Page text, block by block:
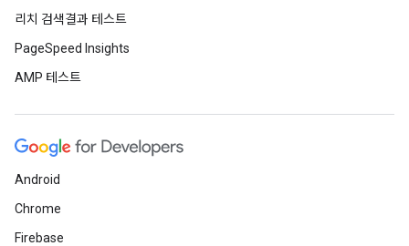
리치 검색결과 테스트
PageSpeed Insights
AMP 테스트
Android
Chrome
Firebase